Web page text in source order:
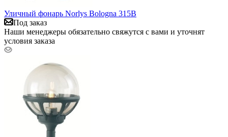
Уличный фонарь Norlys Bologna 315B
Под заказ
Наши менеджеры обязательно свяжутся с вами и уточнят
условия заказа